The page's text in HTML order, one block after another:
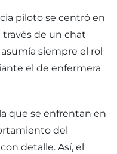
piloto se centró en
de un chat
siempre el rol
el de enfermera
que se enfrentan en
del
detalle. Así, el